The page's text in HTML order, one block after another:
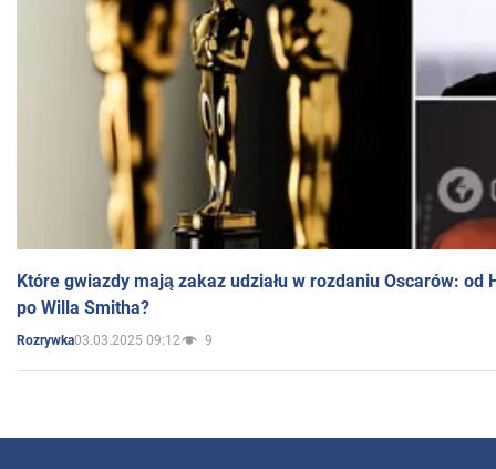
Które gwiazdy mają zakaz udziału w rozdaniu Oscarów: od
po Willa Smitha?
Rozrywka03.03.2025 09:12 9